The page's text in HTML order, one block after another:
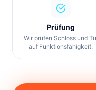
Prüfung
Wir prüfen Schloss und
auf Funktionsfähigkeit.